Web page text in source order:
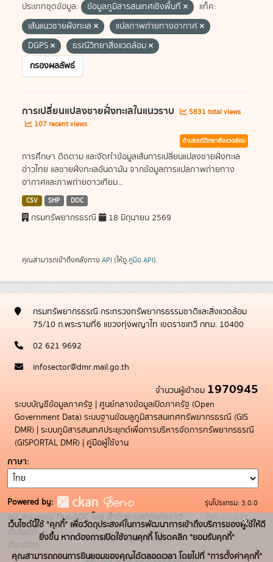
ประเภทชุดข้อมูล:
ข้อมูลภูมิสารสนเทศเชิงพื้นที่
แท็ค:
เส้นแนวชายฝั่งทะเล
แปลภาพถ่ายทางอากาศ
DGPS
ธรณีวิทยาสิ่งแวดล้อม
กรองผลลัพธ์
การเปลี่ยนแปลงชายฝั่งทะเลในแนวราบ
5831 total views
107 recent views
ด้านธรณีวิทยาสิ่งแวดล้อม
การศึกษา ติดตาม และจัดทำข้อมูลเส้นการเปลี่ยนแปลงชายฝั่งทะเล
อ่าวไทย แลชายฝั่งทะเลอันดามัน จากข้อมูลการแปลภาพถ่ายทาง
อากาศและภาพถ่ายดาวเทียม...
CSV SHP DOC
กรมทรัพยากรธรณี 18 มิถุนายน 2569
คุณสามารถเข้าถึงคลังทาง API (ให้ดู คู่มือ API).
กรมทรัพยากรธรณี กระทรวงทรัพยากรธรรมชาติและสิ่งแวดล้อม
75/10 ถ.พระรามที่6 แขวงทุ่งพญาไท เขตราชเทวี กทม. 10400
02 621 9692
infosector@dmr.mail.go.th
จำนวนผู้เข้าชม 1970945
ระบบบัญชีข้อมูลภาครัฐ | ศูนย์กลางข้อมูลเปิดภาครัฐ (Open
Government Data) ระบบฐานข้อมลูภูมิสารสนเทศทรัพยากรธรณี (GIS
DMR) | ระบบภูมิสารสนเทศประยุกต์เพื่อการบริหารจัดการทรัพยากรธรณี
(GISPORTAL DMR) | คู่มือผู้ใช้งาน
ภาษา
Powered by:
สนับสนุนระบบ Thai-GDC โดย สำนักงานสถิติแห่งชาติ
เว็บไซต์ที่
เกี่ยวข้อง:
ระบบบัญชีข้อมูลภาครัฐ
บริการนามานุกรมบัญชีข้อมูลภาค
รุ่นโปรแกรม: 3.0.0
วันที่: 2025-05-
19
เว็บไซต์นี้ใช้ "คุกกี้" เพื่อวัตถุประสงค์ในการพัฒนาการเข้าถึงบริการของผู้ใช้ให้ดี
ยิ่งขึ้น หากต้องการเปิดใช้งานคุกกี้ โปรดคลิก "ยอมรับคุกกี้"
คุณสามารถถอนการยินยอมของคุณได้ตลอดเวลา โดยไปที่ "การตั้งค่าคุกกี้"
x